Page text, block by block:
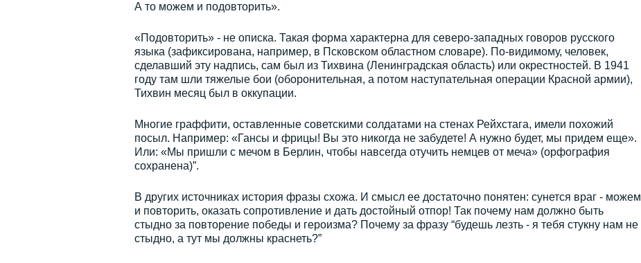
А то можем и подовторить».
«Подовторить» - не описка. Такая форма характерна для северо-западных говоров русского
языка (зафиксирована, например, в Псковском областном словаре). По-видимому, человек,
сделавший эту надпись, сам был из Тихвина (Ленинградская область) или окрестностей. В 1941
году там шли тяжелые бои (оборонительная, а потом наступательная операции Красной армии),
Тихвин месяц был в оккупации.
Многие граффити, оставленные советскими солдатами на стенах Рейхстага, имели похожий
посыл. Например: «Гансы и фрицы! Вы это никогда не забудете! А нужно будет, мы придем еще».
Или: «Мы пришли с мечом в Берлин, чтобы навсегда отучить немцев от меча» (орфография
сохранена)”.
В других источниках история фразы схожа. И смысл ее достаточно понятен: сунется враг - можем
и повторить, оказать сопротивление и дать достойный отпор! Так почему нам должно быть
стыдно за повторение победы и героизма? Почему за фразу “будешь лезть - я тебя стукну нам не
стыдно, а тут мы должны краснеть?”